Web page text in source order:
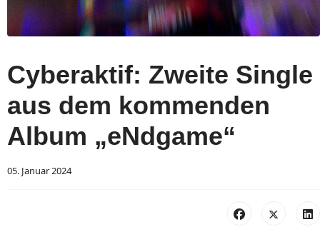
Cyberaktif: Zweite Single
aus dem kommenden
Album „eNdgame“
05. Januar 2024